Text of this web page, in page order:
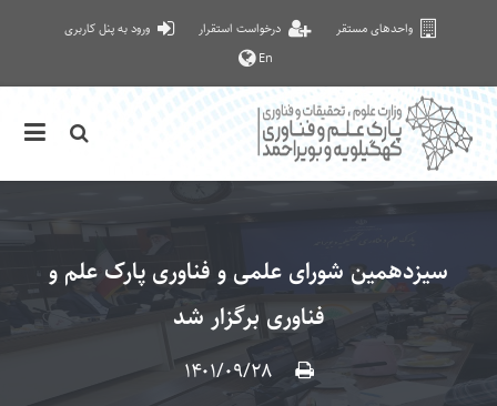
واحدهای مستقر درخواست استقرار
ورود به پنل کاربری
En
سیزدهمین شورای علمی و فناوری پارک علم و
فناوری برگزار شد
۱۴۰۱/۰۹/۲۸